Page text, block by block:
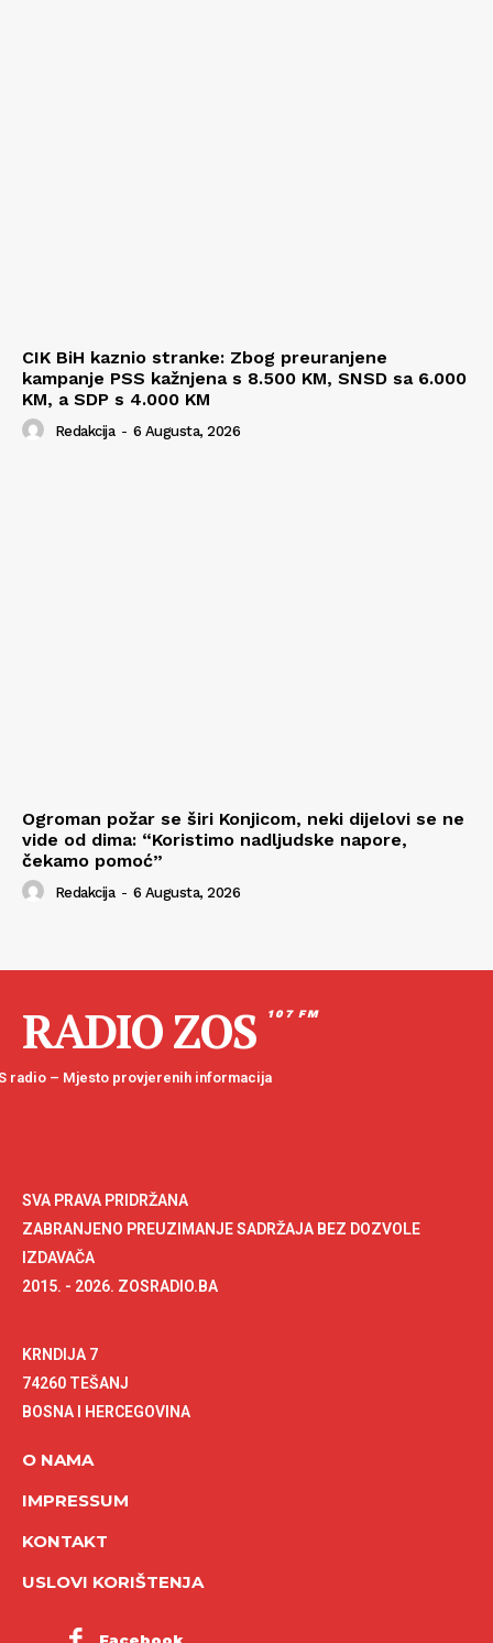
CIK BiH kaznio stranke: Zbog preuranjene
kampanje PSS kažnjena s 8.500 KM, SNSD sa 6.000
KM, a SDP s 4.000 KM
Redakcija - 6 Augusta, 2026
Ogroman požar se širi Konjicom, neki dijelovi se ne
vide od dima: “Koristimo nadljudske napore,
čekamo pomoć”
Redakcija - 6 Augusta, 2026
RADIO ZOS 107 FM
radio – Mjesto provjerenih informacija
SVA PRAVA PRIDRŽANA
ZABRANJENO PREUZIMANJE SADRŽAJA BEZ DOZVOLE
IZDAVAČA
2015. - 2026. ZOSRADIO.BA
KRNDIJA 7
74260 TEŠANJ
BOSNA I HERCEGOVINA
O NAMA
IMPRESSUM
KONTAKT
USLOVI KORIŠTENJA